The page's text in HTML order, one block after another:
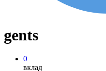
gents
0
вклад